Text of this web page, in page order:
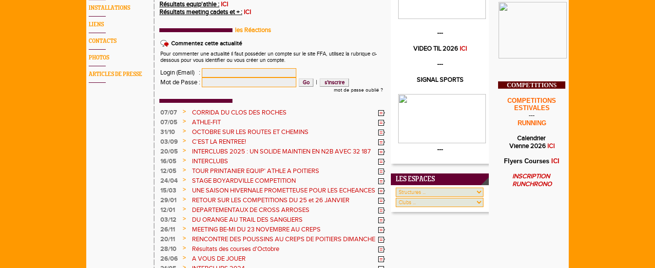
INSTALLATIONS
LIENS
CONTACTS
PHOTOS
ARTICLES DE PRESSE
Résultats equip'athle : ICI
Résultats meeting cadets et + : ICI
les Réactions
Commentez cette actualité
Pour commenter une actualité il faut posséder un compte sur le site FFA, utilisez la rubrique ci-
dessous pour vous identifier ou vous créer un compte.
Login (Email)
:
Mot de Passe : |
mot de passe oublié ?
07/07 >
CORRIDA DU CLOS DES ROCHES
07/05
>
ATHLE-FIT
31/10
>
OCTOBRE SUR LES ROUTES ET CHEMINS
03/09
>
C'EST LA RENTREE!
20/05
>
INTERCLUBS 2025 : UN SOLIDE MAINTIEN EN N2B AVEC 32 187
POINTS !
16/05 >
INTERCLUBS
12/05
>
TOUR PRINTANIER EQUIP' ATHLE A POITIERS
24/04
>
STAGE BOYARDVILLE COMPETITION
15/03
>
UNE SAISON HIVERNALE PROMETTEUSE POUR LES ECHEANCES
ESTIVALES
29/01 >
RETOUR SUR LES COMPETITIONS DU 25 et 26 JANVIER
12/01
>
DEPARTEMENTAUX DE CROSS ARROSES
03/12
>
DU ORANGE AU TRAIL DES SANGLIERS
26/11
>
MEETING BE-MI DU 23 NOVEMBRE AU CREPS
20/11
>
RENCONTRE DES POUSSINS AU CREPS DE POITIERS DIMANCHE
17 /11
28/10 >
Résultats des courses d'Octobre
26/06
>
A VOUS DE JOUER
---
VIDEO TIL 2026ICI
---
SIGNAL SPORTS
---
LES ESPACES
COMPETITIONS
COMPETITIONS
ESTIVALES
---
RUNNING
Calendrier
Vienne 2026ICI
Flyers Courses ICI
INSCRIPTION
RUNCHRONO